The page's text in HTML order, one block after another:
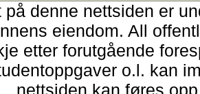
på denne nettsiden er
eiendom. All
etter forutgående
o.l. kan
nettsiden kan føres